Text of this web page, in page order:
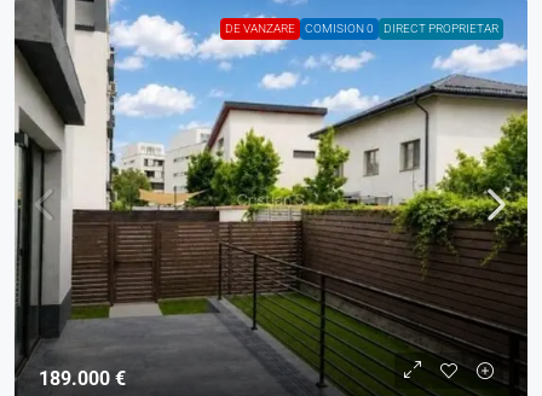
DE VANZARE COMISION 0 DIRECT PROPRIETAR
189.000 €